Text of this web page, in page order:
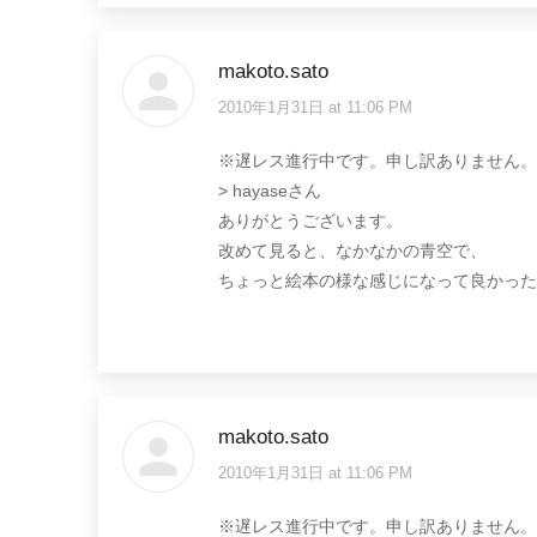
makoto.sato
says:
2010年1月31日 at 11:06 PM
※遅レス進行中です。申し訳ありません。
> hayaseさん
ありがとうございます。
改めて見ると、なかなかの青空で、
ちょっと絵本の様な感じになって良かっ
makoto.sato
says:
2010年1月31日 at 11:06 PM
※遅レス進行中です。申し訳ありません。